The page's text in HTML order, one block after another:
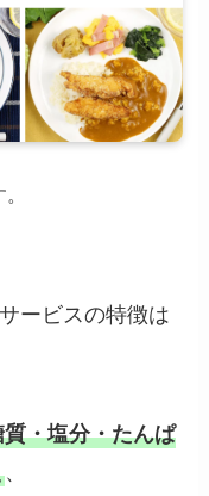
ービスの特徴は
質・塩分・たんぱ
、